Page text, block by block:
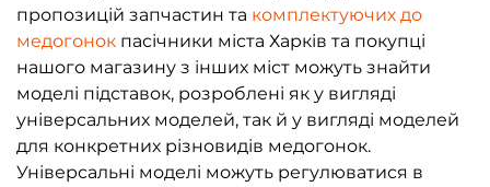
пропозицій запчастин та комплектуючих до
медогонок пасічники міста Харків та покупці
нашого магазину з інших міст можуть знайти
моделі підставок, розроблені як у вигляді
універсальних моделей, так й у вигляді моделей
для конкретних різновидів медогонок.
Універсальні моделі можуть регулюватися в